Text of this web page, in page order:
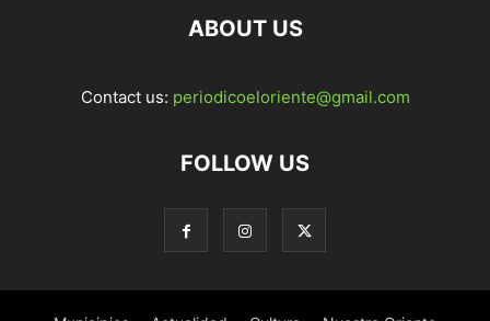
ABOUT US
Contact us: periodicoeloriente@gmail.com
FOLLOW US